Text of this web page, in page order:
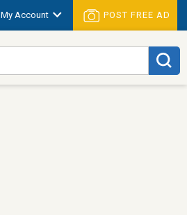
My Account POST FREE AD